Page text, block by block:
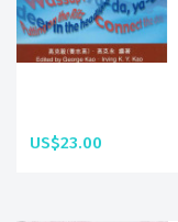
US$23.00